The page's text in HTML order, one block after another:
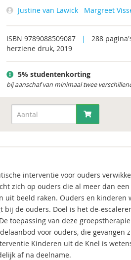
Justine van Lawick Margreet
ISBN 9789088509087 | 288
herziene druk, 2019
5% studentenkorting
bij aanschaf van minimaal twee
interventie voor ouders
zich op ouders die al meer dan
uit beeld raken. Ouders en
de ouders. Doel is het de-
toepassing van deze
voor ouders, die gevangen
Kinderen uit de Knel is
af na deelname.